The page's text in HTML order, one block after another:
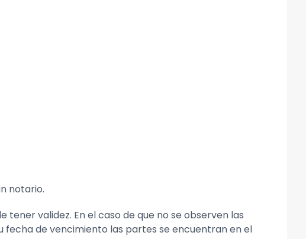
notario.
validez. En el caso de que no se observen las
fecha de vencimiento las partes se encuentran en el